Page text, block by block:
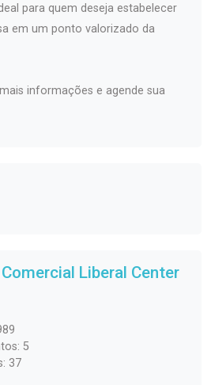
para quem deseja estabelecer
em um ponto valorizado da
informações e agende sua
Liberal Center
5
37